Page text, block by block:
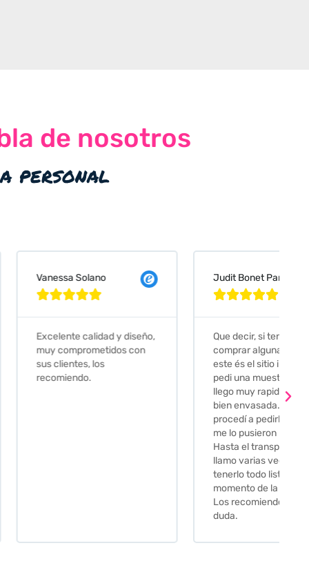
de nosotros
personal
calidad y diseño,
con
los
Judit Bonet Pardell
Que decir, si teneis que
comprar alguna baldosa
este és el sitio indicado! Yo
pedi una muestra y me
llego muy rapidoy super
bien envasada. Luego
procedí a pedirlas todas y
me lo pusieron muy facil.
Hasta el transportista me
llamo varias veces para
tenerlo todo listo en el
momento de la entrega.
Los recomiendo sin lugar a